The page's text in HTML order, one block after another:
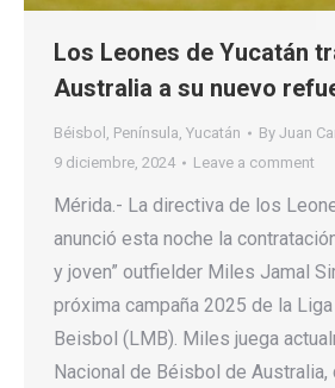
Los Leones de Yucatán
Australia a su nuevo
Béisbol , Península, Yucatán By Juan
9 diciembre, 2024
Leave a comment
Mérida.- La directiva de los
anunció esta noche la
y joven” outfielder Miles Jamal
próxima campaña 2025 de la
Beisbol (LMB). Miles juega
Nacional de Béisbol de Australia,